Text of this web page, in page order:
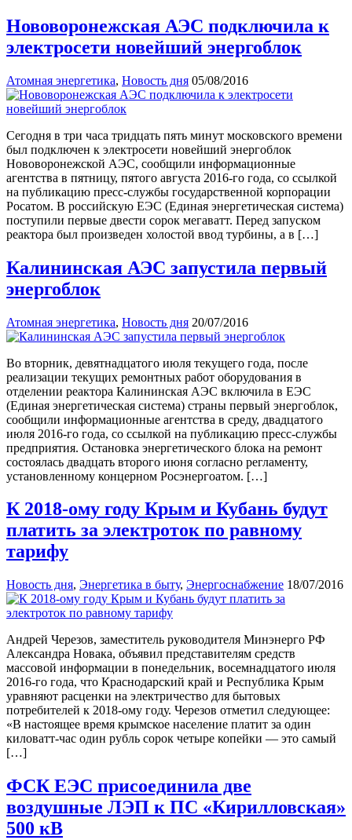
Нововоронежская АЭС подключила к
электросети новейший энергоблок
Атомная энергетика, Новость дня 05/08/2016
Сегодня в три часа тридцать пять минут московского времени
был подключен к электросети новейший энергоблок
Нововоронежской АЭС, сообщили информационные
агентства в пятницу, пятого августа 2016-го года, со ссылкой
на публикацию пресс-службы государственной корпорации
Росатом. В российскую ЕЭС (Единая энергетическая система)
поступили первые двести сорок мегаватт. Перед запуском
реактора был произведен холостой ввод турбины, а в […]
Калининская АЭС запустила первый
энергоблок
Атомная энергетика, Новость дня 20/07/2016
Во вторник, девятнадцатого июля текущего года, после
реализации текущих ремонтных работ оборудования в
отделении реактора Калининская АЭС включила в ЕЭС
(Единая энергетическая система) страны первый энергоблок,
сообщили информационные агентства в среду, двадцатого
июля 2016-го года, со ссылкой на публикацию пресс-службы
предприятия. Остановка энергетического блока на ремонт
состоялась двадцать второго июня согласно регламенту,
установленному концерном Росэнергоатом. […]
К 2018-ому году Крым и Кубань будут
платить за электроток по равному
тарифу
Новость дня, Энергетика в быту, Энергоснабжение 18/07/2016
Андрей Черезов, заместитель руководителя Минэнерго РФ
Александра Новака, объявил представителям средств
массовой информации в понедельник, восемнадцатого июля
2016-го года, что Краснодарский край и Республика Крым
уравняют расценки на электричество для бытовых
потребителей к 2018-ому году. Черезов отметил следующее:
«В настоящее время крымское население платит за один
киловатт-час один рубль сорок четыре копейки — это самый
[…]
ФСК ЕЭС присоединила две
воздушные ЛЭП к ПС «Кирилловская»
500 кВ